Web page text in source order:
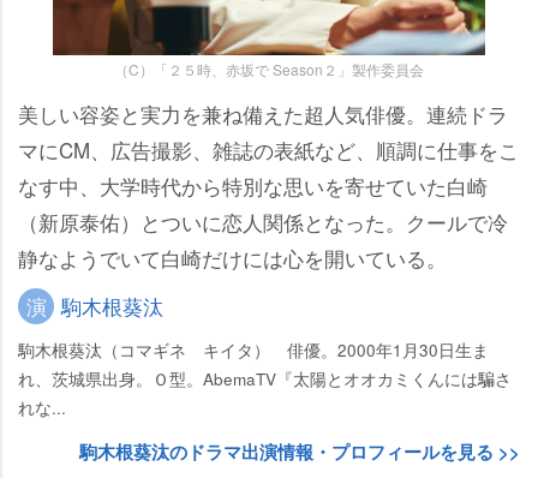
（C）「２５時、赤坂で Season２」製作委員会
美しい容姿と実力を兼ね備えた超人気俳優。連続ドラ
マにCM、広告撮影、雑誌の表紙など、順調に仕事をこ
なす中、大学時代から特別な思いを寄せていた白崎
（新原泰佑）とついに恋人関係となった。クールで冷
静なようでいて白崎だけには心を開いている。
演 駒木根葵汰
駒木根葵汰（コマギネ キイタ） 俳優。2000年1月30日生ま
れ、茨城県出身。Ｏ型。AbemaTV『太陽とオオカミくんには騙さ
れな...
駒木根葵汰のドラマ出演情報・プロフィールを見る >>